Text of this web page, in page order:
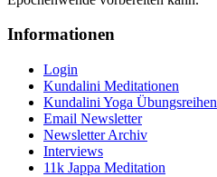
Informationen
Login
Kundalini Meditationen
Kundalini Yoga Übungsreihen
Email Newsletter
Newsletter Archiv
Interviews
11k Jappa Meditation